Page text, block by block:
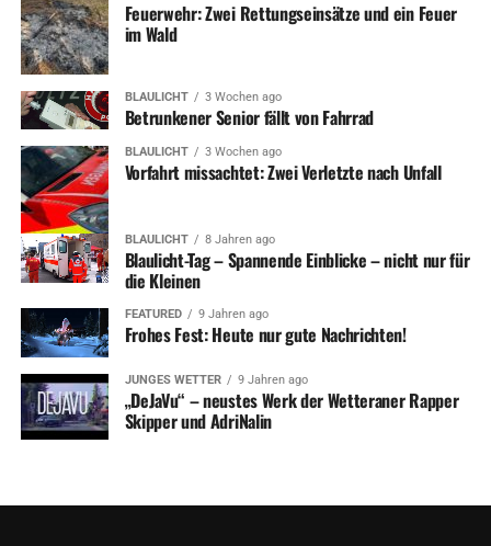
Feuerwehr: Zwei Rettungseinsätze und ein Feuer
im Wald
BLAULICHT 3 Wochen ago
Betrunkener Senior fällt von Fahrrad
BLAULICHT 3 Wochen ago
Vorfahrt missachtet: Zwei Verletzte nach Unfall
BLAULICHT 8 Jahren ago
Blaulicht-Tag – Spannende Einblicke – nicht nur für
die Kleinen
FEATURED 9 Jahren ago
Frohes Fest: Heute nur gute Nachrichten!
JUNGES WETTER 9 Jahren ago
„DeJaVu“ – neustes Werk der Wetteraner Rapper
Skipper und AdriNalin